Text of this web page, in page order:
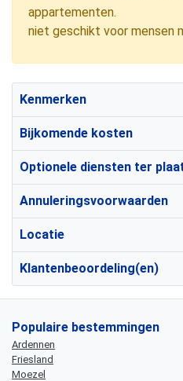
appartementen.
niet geschikt voor mensen
Kenmerken
Bijkomende kosten
Optionele diensten ter
Annuleringsvoorwaarden
Locatie
Klantenbeoordeling(en)
Populaire bestemmingen
Ardennen
Friesland
Moezel